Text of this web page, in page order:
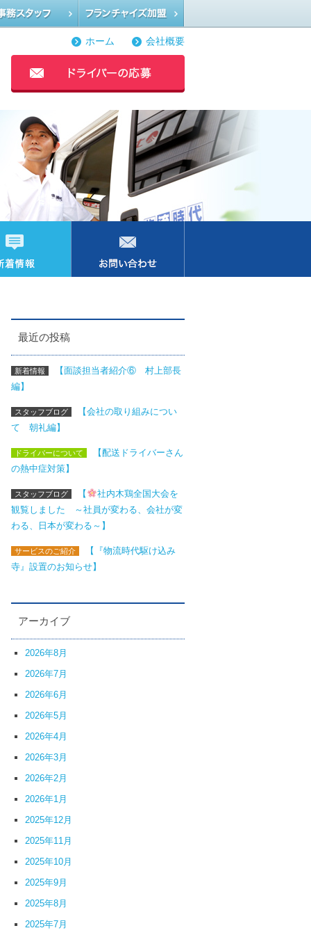
ホーム 会社概要
最近の投稿
新着情報
【面談担当者紹介⑥ 村上部長
編】
スタッフブログ
【会社の取り組みについ
て 朝礼編】
ドライバーについて
【配送ドライバーさん
の熱中症対策】
スタッフブログ 【
社内木鶏全国大会を
観覧しました ～社員が変わる、会社が変
わる、日本が変わる～】
サービスのご紹介
【『物流時代駆け込み
寺』設置のお知らせ】
アーカイブ
2026年8月
2026年7月
2026年6月
2026年5月
2026年4月
2026年3月
2026年2月
2026年1月
2025年12月
2025年11月
2025年10月
2025年9月
2025年8月
2025年7月